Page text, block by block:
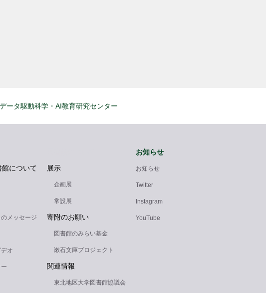
データ駆動科学・AI教育研究センター
について
メッセージ
オ
展示
企画展
常設展
寄附のお願い
図書館のみらい基金
漱石文庫プロジェクト
関連情報
東北地区大学図書館協議会
お知らせ
お知らせ
Twitter
Instagram
YouTube